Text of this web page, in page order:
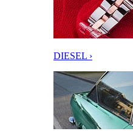
DIESEL ›